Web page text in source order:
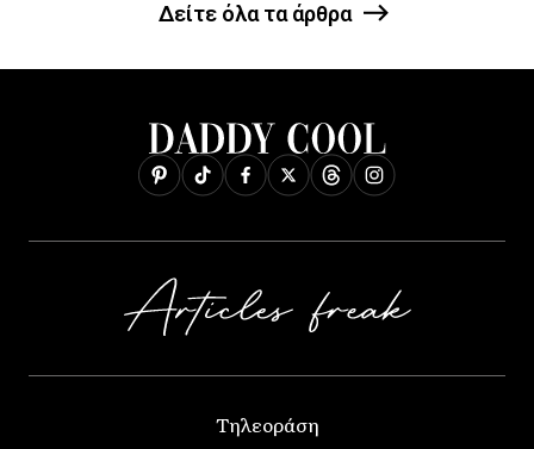
Δείτε όλα τα άρθρα
Τηλεοράση